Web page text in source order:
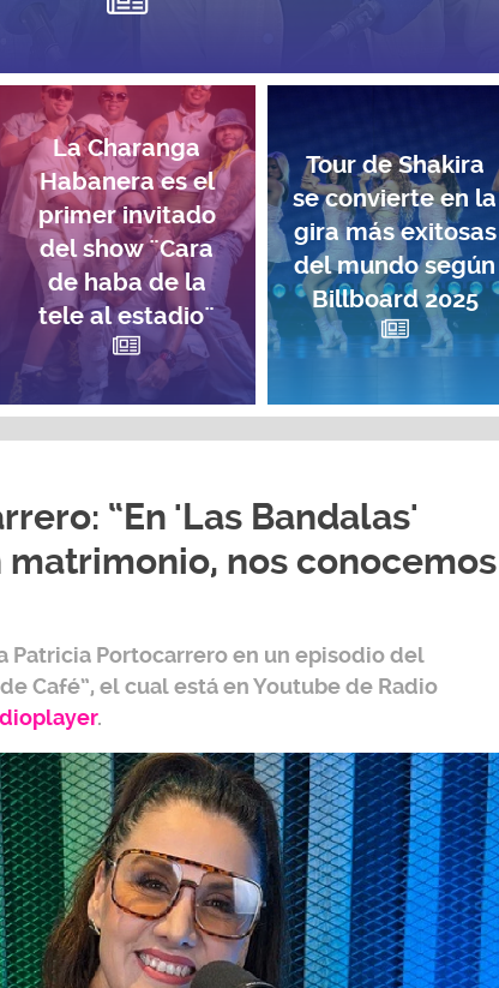
La Charanga
Habanera es el
primer invitado
del show ¨Cara
de haba de la
tele al estadio¨
Tour de Shakira
se convierte en la
gira más exitosas
del mundo según
Billboard 2025
“En 'Las Bandalas'
matrimonio, nos conocemos
Patricia Portocarreroen un episodio del
Café”, el cual está en Youtube de Radio
.